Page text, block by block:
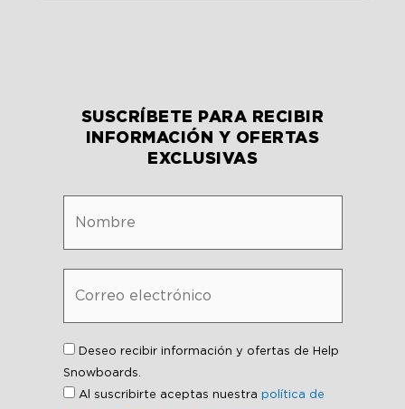
SUSCRÍBETE PARA RECIBIR
INFORMACIÓN Y OFERTAS
EXCLUSIVAS
Deseo recibir información y ofertas de Help
Snowboards.
Al suscribirte aceptas nuestra política de